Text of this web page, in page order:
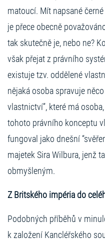
matoucí. Mít napsané
je přece obecně
tak skutečně je, nebo ne?
však přejat z právního
existuje tzv. oddělené
nějaká osoba spravuje
vlastnictví”, které má
tohoto právního konceptu
fungoval jako dnešní
majetek Sira Wilbura, jenž
obmyšleným.
Z Britského impéria do
Podobných příběhů v
k založení Kancléřského